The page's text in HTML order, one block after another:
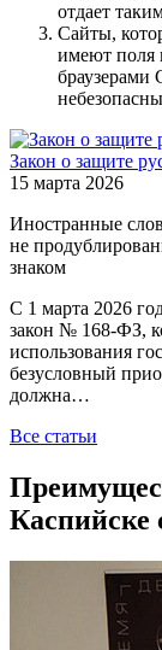
отдает
Сайты,
имеют поля
браузерами
Закон о защите
15 марта 2026
Иностранные
не
знаком
С 1 марта 2026
закон № 168-ФЗ,
использования
безусловный
должна…
Все статьи
Каспийске